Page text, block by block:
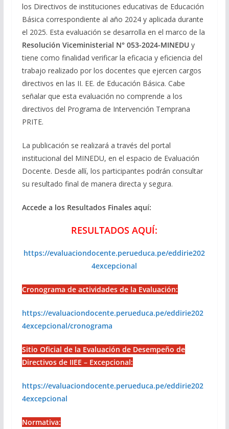
los Directivos de instituciones educativas de Educación
Básica correspondiente al año 2024 y aplicada durante
el 2025. Esta evaluación se desarrolla en el marco de la
Resolución Viceministerial N° 053-2024-MINEDUy
tiene como finalidad verificar la eficacia y eficiencia del
trabajo realizado por los docentes que ejercen cargos
directivos en las II. EE. de Educación Básica. Cabe
señalar que esta evaluación no comprende a los
directivos del Programa de Intervención Temprana
PRITE.
La publicación se realizará a través del portal
institucional del MINEDU, en el espacio de Evaluación
Docente. Desde allí, los participantes podrán consultar
su resultado final de manera directa y segura.
Accede a los Resultados Finales aquí:
RESULTADOS AQUÍ:
https://evaluaciondocente.perueduca.pe/eddirie202
4excepcional
Cronograma de actividades de la Evaluación:
https://evaluaciondocente.perueduca.pe/eddirie202
4excepcional/cronograma
Sitio Oficial de la Evaluación de Desempeño de
Directivos de IIEE – Excepcional:
https://evaluaciondocente.perueduca.pe/eddirie202
4excepcional
Normativa: